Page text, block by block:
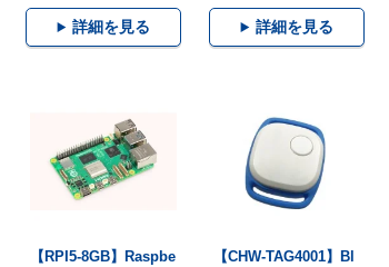
詳細を見る 詳細を見る
【RPI5-8GB】Raspbe
【CHW-TAG4001】Bl